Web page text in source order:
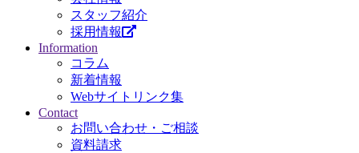
スタッフ紹介
採用情報
Information
コラム
新着情報
Webサイトリンク集
Contact
お問い合わせ・ご相談
資料請求